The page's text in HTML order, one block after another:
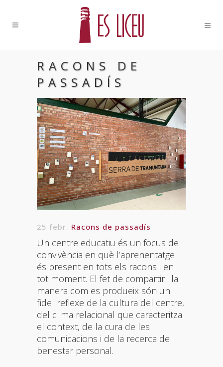
RACONS DE
PASSADÍS
25 febr. Racons de passadís
Un centre educatiu és un focus de
convivència en què l’aprenentatge
és present en tots els racons i en
tot moment. El fet de compartir i la
manera com es produeix són un
fidel reflexe de la cultura del centre,
del clima relacional que caracteritza
el context, de la cura de les
comunicacions i de la recerca del
benestar personal.